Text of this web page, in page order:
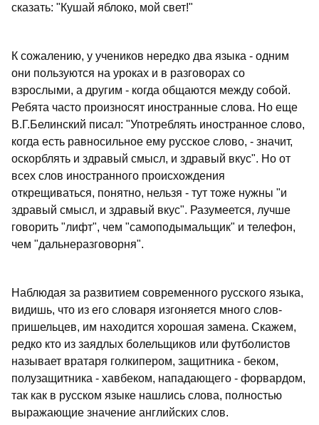
сказать: "Кушай яблоко, мой свет!"
К сожалению, у учеников нередко два языка - одним
они пользуются на уроках и в разговорах со
взрослыми, а другим - когда общаются между собой.
Ребята часто произносят иностранные слова. Но еще
В.Г.Белинский писал: "Употреблять иностранное слово,
когда есть равносильное ему русское слово, - значит,
оскорблять и здравый смысл, и здравый вкус". Но от
всех слов иностранного происхождения
открещиваться, понятно, нельзя - тут тоже нужны "и
здравый смысл, и здравый вкус". Разумеется, лучше
говорить "лифт", чем "самоподымальщик" и телефон,
чем "дальнеразговорня".
Наблюдая за развитием современного русского языка,
видишь, что из его словаря изгоняется много слов-
пришельцев, им находится хорошая замена. Скажем,
редко кто из заядлых болельщиков или футболистов
называет вратаря голкипером, защитника - беком,
полузащитника - хавбеком, нападающего - форвардом,
так как в русском языке нашлись слова, полностью
выражающие значение английских слов.